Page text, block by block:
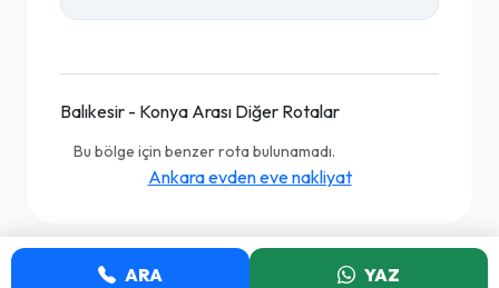
Balıkesir - Konya Arası Diğer Rotalar
Bu bölge için benzer rota bulunamadı.
Ankara evden eve nakliyat
ARA YAZ